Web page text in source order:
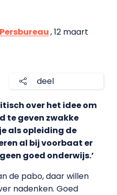
, 12 maart
deel
over het idee om
te geven zwakke
als opleiding de
al bij voorbaat er
goed onderwijs.’
de pabo, daar willen
nadenken. Goed